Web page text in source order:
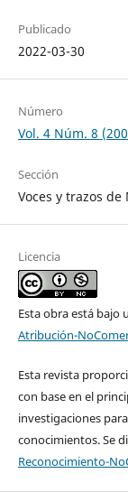
Publicado
2022-03-30
Número
Vol. 4 Núm. 8
Sección
Voces y trazos de
Licencia
Esta obra está bajo
Atribución-
Esta revista
con base en el
investigaciones
conocimientos. Se
Reconocimiento-